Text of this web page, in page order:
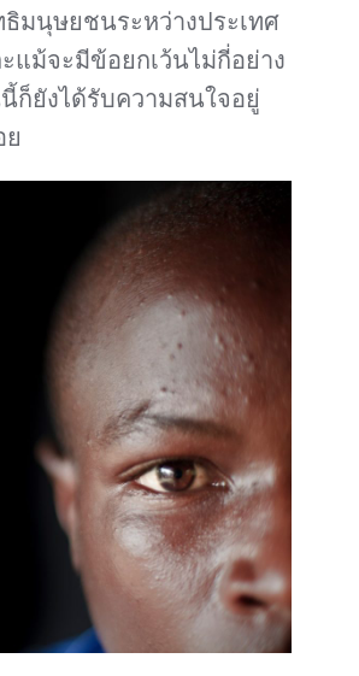
มนุษยชนระหว่างประเทศ
แม้จะมีข้อยกเว้นไม่กี่อย่าง
ก็ยังได้รับความสนใจอยู่